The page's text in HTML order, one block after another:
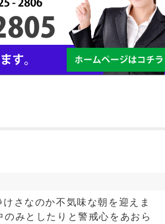
さなのか不気味な朝を迎えま
みとしたりと警戒心をあおら